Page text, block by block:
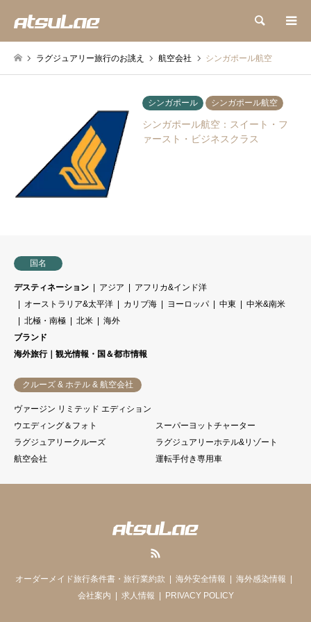
検索
ラグジュアリー旅行のお誂え 航空会社 シンガポール航空
シンガポール シンガポール航空
シンガポール航空：スイート・フ
ァースト・ビジネスクラス
国名
デスティネーション アジア
アフリカ&インド洋
オーストラリア&太平洋
カリブ海 ヨーロッパ 中東
中米&南米
北極・南極
北米
海外
ブランド
海外旅行｜観光情報・国＆都市情報
クルーズ & ホテル & 航空会社
ヴァージン リミテッド エディション
ウエディング＆フォト
スーパーヨットチャーター
ラグジュアリークルーズ
ラグジュアリーホテル&リゾート
航空会社
運転手付き専用車
オーダーメイド旅行条件書・旅行業約款 海外安全情報
海外感染情報
会社案内
求人情報 PRIVACY POLICY